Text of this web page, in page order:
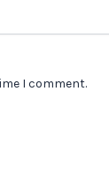
I comment.